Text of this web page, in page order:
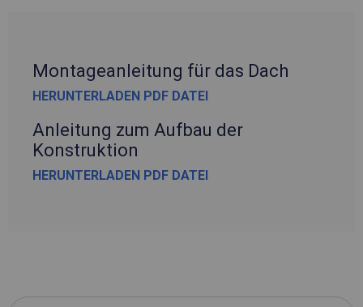
Montageanleitung für das Dach
HERUNTERLADEN PDF DATEI
Anleitung zum Aufbau der
Konstruktion
HERUNTERLADEN PDF DATEI